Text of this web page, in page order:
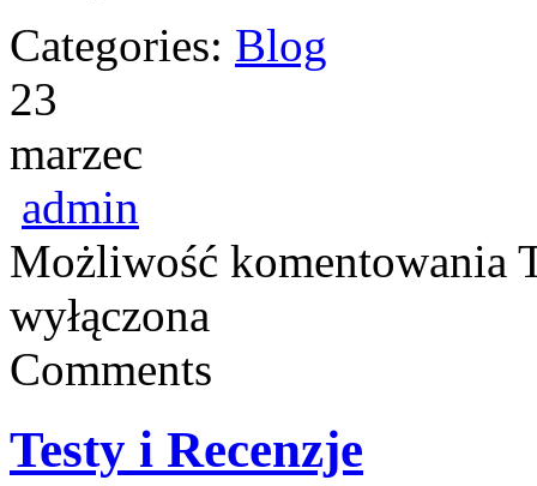
Categories: Blog
23
marzec
admin
Możliwość komentowania
wyłączona
Comments
Testy i Recenzje